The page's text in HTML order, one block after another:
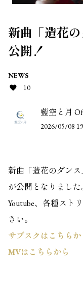
新曲「造花
公開！
NEWS
10
藍空と月
2026/05/08
新曲「造花のダン
が公開となりました
Youtube、各種スト
さい。
サブスクはこちらか
MVはこちらから